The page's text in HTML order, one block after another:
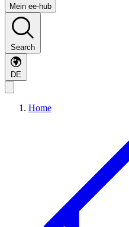
Mein ee-hub
Search
DE
Home